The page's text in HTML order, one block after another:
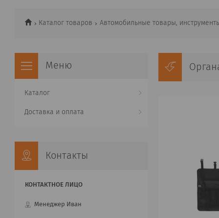
Каталог товаров Автомобильные товары,
Каталог
Доставка и оплата
Контакты
Менеджер Иван